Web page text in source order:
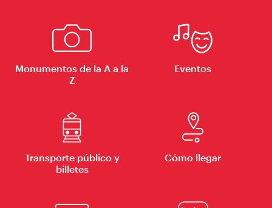
Monumentos de la A a la
Z
Eventos
Transporte público y
billetes
Cómo llegar